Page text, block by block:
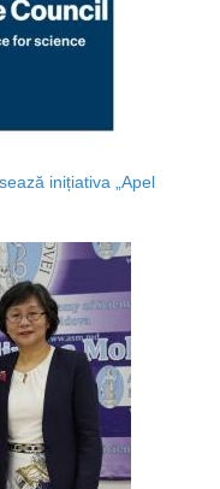
inițiativa „Apel